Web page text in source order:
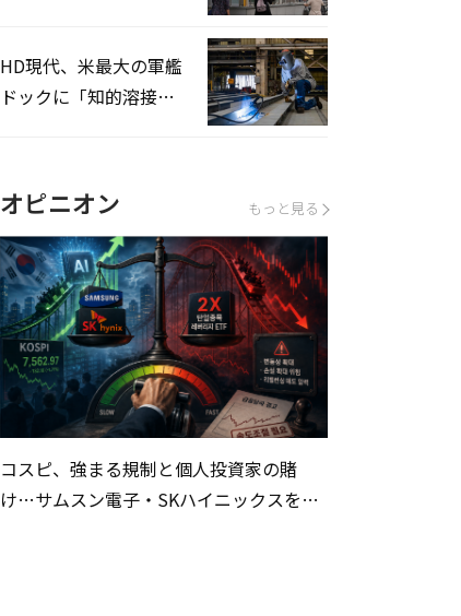
HD現代、米最大の軍艦
ドックに「知的溶接」
オピニオン もっと見る
コスピ、強まる規制と個人投資家の賭
け…サムスン電子・SKハイニックスを巡